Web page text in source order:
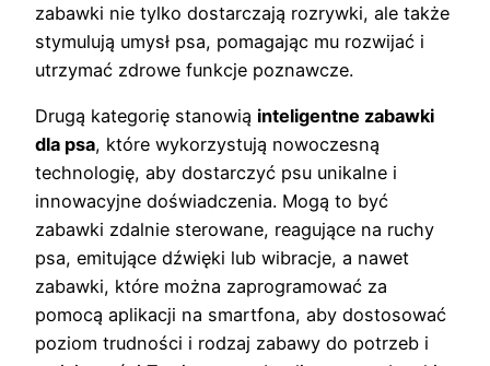
zabawki nie tylko dostarczają rozrywki, ale także
stymulują umysł psa, pomagając mu rozwijać i
utrzymać zdrowe funkcje poznawcze.
Drugą kategorię stanowią inteligentne zabawki
dla psa, które wykorzystują nowoczesną
technologię, aby dostarczyć psu unikalne i
innowacyjne doświadczenia. Mogą to być
zabawki zdalnie sterowane, reagujące na ruchy
psa, emitujące dźwięki lub wibracje, a nawet
zabawki, które można zaprogramować za
pomocą aplikacji na smartfona, aby dostosować
poziom trudności i rodzaj zabawy do potrzeb i